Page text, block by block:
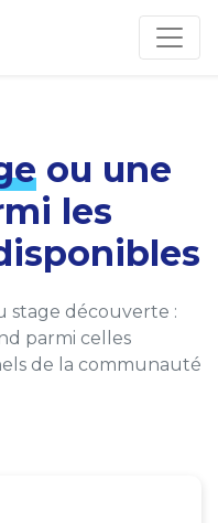
ou une
les
stage découverte :
parmi celles
de la communauté